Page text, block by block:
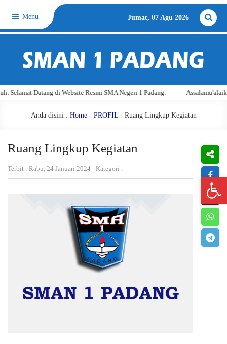
Menu Jumat, 07 Agu 2026
Datang di Website Resmi SMA Negeri 1 Padang. Assalamu'alaikum
Anda disini : Home- PROFIL- Ruang Lingkup Kegiatan
Ruang Lingkup Kegiatan
Terbit : Rabu, 24 Januari 2024 - Kategori :